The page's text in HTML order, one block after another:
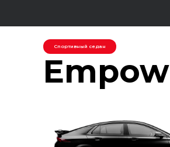
Empow
Спортивный седан